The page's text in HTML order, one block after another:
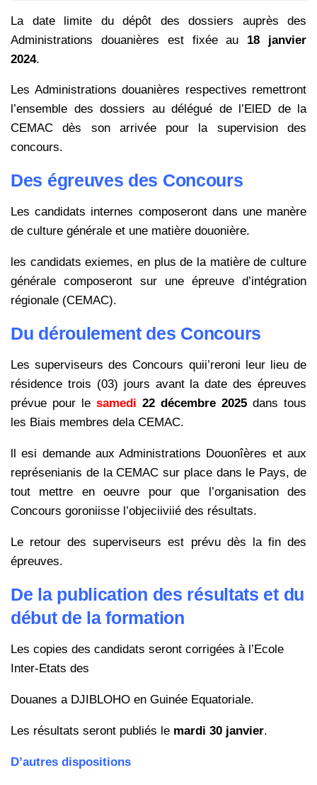
La date limite du dépôt des dossiers auprès des
Administrations douanières est fixée au 18 janvier
2024.
Les Administrations douanières respectives remettront
l’ensemble des dossiers au délégué de l’ElED de la
CEMAC dès son arrivée pour la supervision des
concours.
Des égreuves des Concours
Les candidats internes composeront dans une manère
de culture générale et une matière douonière.
les candidats exiemes, en plus de la matière de culture
générale composeront sur une épreuve d’intégration
régionale (CEMAC).
Du déroulement des Concours
Les superviseurs des Concours quii’reroni leur lieu de
résidence trois (03) jours avant la date des épreuves
prévue pour le samedi 22 décembre 2025 dans tous
les Biais membres dela CEMAC.
ll esi demande aux Administrations Douonîères et aux
représenianis de la CEMAC sur place dans le Pays, de
tout mettre en oeuvre pour que l’organisation des
Concours goroniisse l’objeciiviié des résultats.
Le retour des superviseurs est prévu dès la fin des
épreuves.
De la publication des résultats et du
début de la formation
Les copies des candidats seront corrigées à l’Ecole
Inter-Etats des
Douanes a DJIBLOHO en Guinée Equatoriale.
Les résultats seront publiés le mardi 30 janvier.
D’autres dispositions